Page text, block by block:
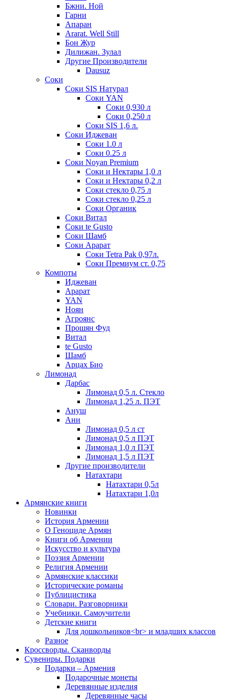
Бжни. Ной
Гарни
Апаран
Ararat. Well Still
Бон Жур
Дилижан. Зулал
Другие Производители
Dausuz
Соки
Соки SIS Натурал
Соки YAN
Соки 0,930 л
Соки 0,250 л
Соки SIS 1,6 л.
Соки Иджеван
Соки 1.0 л
Соки 0.25 л
Соки Noyan Premium
Соки и Нектары 1,0 л
Соки и Нектары 0,2 л
Соки стекло 0,75 л
Соки стекло 0,25 л
Соки Органик
Соки Витал
Соки te Gusto
Соки Шамб
Соки Арарат
Соки Tetra Pak 0,97л.
Соки Премиум ст. 0,75
Компоты
Иджеван
Арарат
YAN
Ноян
Агроянс
Прошян Фуд
Витал
te Gusto
Шамб
Арцах Био
Лимонад
Дарбас
Лимонад 0,5 л. Стекло
Лимонад 1,25 л. ПЭТ
Ануш
Ани
Лимонад 0,5 л ст
Лимонад 0,5 л ПЭТ
Лимонад 1,0 л ПЭТ
Лимонад 1,5 л ПЭТ
Другие производители
Натахтари
Натахтари 0,5л
Натахтари 1,0л
Армянские книги
Новинки
История Армении
О Геноциде Армян
Книги об Армении
Иcкусство и культура
Поэзия Армении
Религия Армении
Армянские классики
Исторические романы
Публицистика
Словари. Разговорники
Учебники. Самоучители
Детские книги
Для дошкольников<br> и младших классов
Разное
Кроссворды. Сканворды
Сувениры. Подарки
Подарки – Армения
Подарочные монеты
Деревянные изделия
Деревянные часы